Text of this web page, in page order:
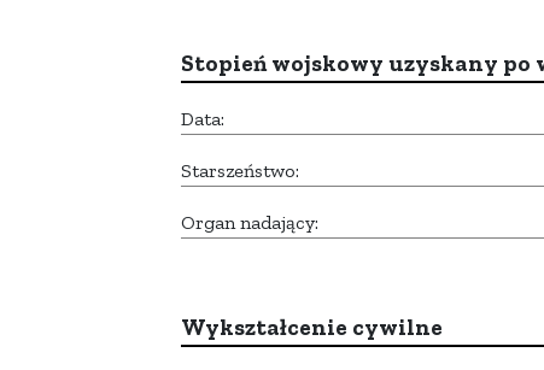
Stopień wojskowy uzyskany po
Data:
Starszeństwo:
Organ nadający:
Wykształcenie cywilne